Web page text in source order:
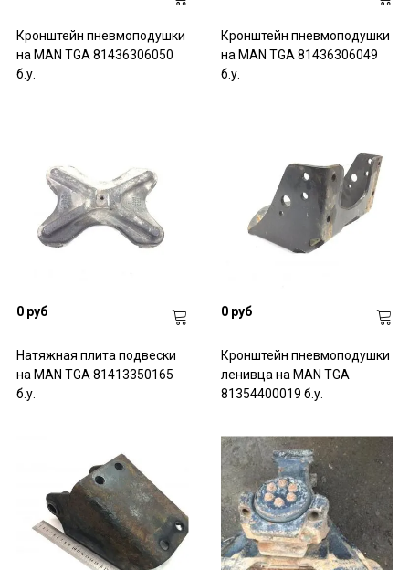
Кронштейн пневмоподушки
на MAN TGA 81436306050
б.у.
Кронштейн пневмоподушки
на MAN TGA 81436306049
б.у.
0 руб
Натяжная плита подвески
на MAN TGA 81413350165
б.у.
0 руб
Кронштейн пневмоподушки
ленивца на MAN TGA
81354400019 б.у.